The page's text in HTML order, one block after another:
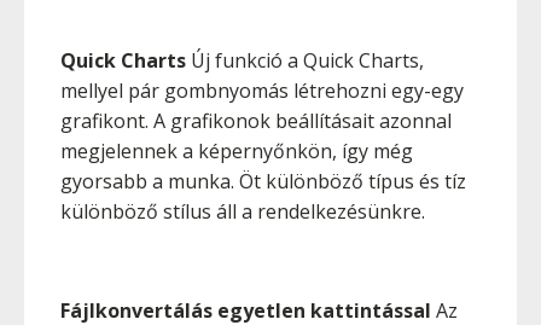
Quick Charts Új funkció a Quick Charts,
mellyel pár gombnyomás létrehozni egy-egy
grafikont. A grafikonok beállításait azonnal
megjelennek a képernyőnkön, így még
gyorsabb a munka. Öt különböző típus és tíz
különböző stílus áll a rendelkezésünkre.
Fájlkonvertálás egyetlen kattintással Az